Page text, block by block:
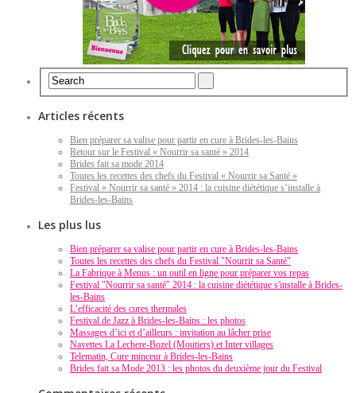
Articles récents
Bien préparer sa valise pour partir en cure à Brides-les-Bains
Retour sur le Festival « Nourrir sa santé » 2014
Brides fait sa mode 2014
Toutes les recettes des chefs du Festival « Nourrir sa Santé »
Festival « Nourrir sa santé » 2014 : la cuisine diététique s’installe à
Brides-les-Bains
Les plus lus
Bien préparer sa valise pour partir en cure à Brides-les-Bains
Toutes les recettes des chefs du Festival "Nourrir sa Santé"
La Fabrique à Menus : un outil en ligne pour préparer vos repas
Festival "Nourrir sa santé" 2014 : la cuisine diététique s'installe à Brides-
les-Bains
L’efficacité des cures thermales
Festival de Jazz à Brides-les-Bains : les photos
Massages d’ici et d’ailleurs : invitation au lâcher prise
Navettes La Lechere-Bozel (Moutiers) et Inter villages
Telematin, Cure minceur à Brides-les-Bains
Brides fait sa Mode 2013 : les photos du deuxième jour du Festival